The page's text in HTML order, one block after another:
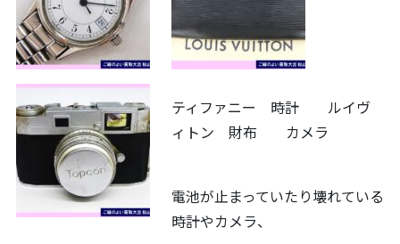
ティファニー 時計 ルイヴ
ィトン 財布 カメラ
電池が止まっていたり壊れている
時計やカメラ、